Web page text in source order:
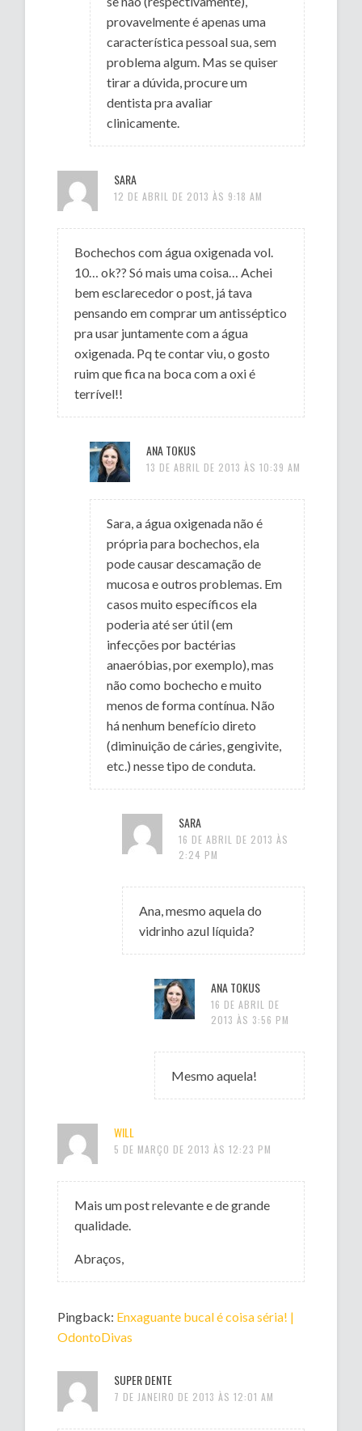
provavelmente é apenas uma
característica pessoal sua, sem
problema algum. Mas se quiser
tirar a dúvida, procure um
dentista pra avaliar
clinicamente.
SARA
12 DE ABRIL DE 2013 ÀS 9:18 AM
Bochechos com água oxigenada vol.
10… ok?? Só mais uma coisa… Achei
bem esclarecedor o post, já tava
pensando em comprar um antisséptico
pra usar juntamente com a água
oxigenada. Pq te contar viu, o gosto
ruim que fica na boca com a oxi é
terrível!!
ANA TOKUS
13 DE ABRIL DE 2013 ÀS 10:39 AM
Sara, a água oxigenada não é
própria para bochechos, ela
pode causar descamação de
mucosa e outros problemas. Em
casos muito específicos ela
poderia até ser útil (em
infecções por bactérias
anaeróbias, por exemplo), mas
não como bochecho e muito
menos de forma contínua. Não
há nenhum benefício direto
(diminuição de cáries, gengivite,
etc.) nesse tipo de conduta.
SARA
16 DE ABRIL DE 2013 ÀS
2:24 PM
Ana, mesmo aquela do
vidrinho azul líquida?
ANA TOKUS
16 DE ABRIL DE
2013 ÀS 3:56 PM
Mesmo aquela!
WILL
5 DE MARÇO DE 2013 ÀS 12:23 PM
Mais um post relevante e de grande
qualidade.
Abraços,
Pingback: Enxaguante bucal é coisa séria! |
OdontoDivas
SUPER DENTE
7 DE JANEIRO DE 2013 ÀS 12:01 AM